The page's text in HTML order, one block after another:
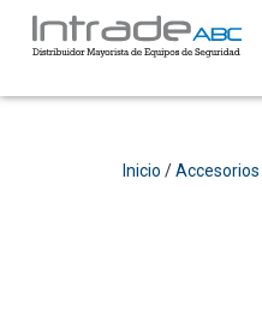
Inicio /Accesorios